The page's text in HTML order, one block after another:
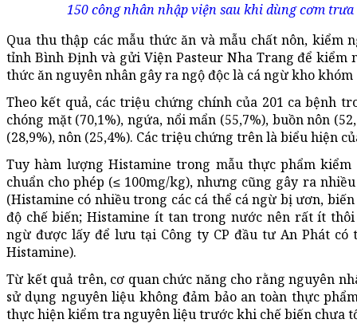
150 công nhân nhập viện sau khi dùng cơm
Qua thu thập các mẫu thức ăn và mẫu chất nôn, kiểm
tỉnh Bình Định và gửi Viện Pasteur Nha Trang để kiểm
thức ăn nguyên nhân gây ra ngộ độc là cá ngừ kho
Theo kết quả, các triệu chứng chính của 201 ca bệnh
chóng mặt (70,1%), ngứa, nổi mẩn (55,7%), buồn nôn
(28,9%), nôn (25,4%). Các triệu chứng trên là biểu hiện
Tuy hàm lượng Histamine trong mẫu thực phẩm
chuẩn cho phép (≤ 100mg/kg), nhưng cũng gây ra
(Histamine có nhiều trong các cá thể cá ngừ bị ươn,
độ chế biến; Histamine ít tan trong nước nên rất ít
ngừ được lấy để lưu tại Công ty CP đầu tư An Phát
Histamine).
Từ kết quả trên, cơ quan chức năng cho rằng nguyên
sử dụng nguyên liệu không đảm bảo an toàn thực
thực hiện kiểm tra nguyên liệu trước khi chế biến chưa